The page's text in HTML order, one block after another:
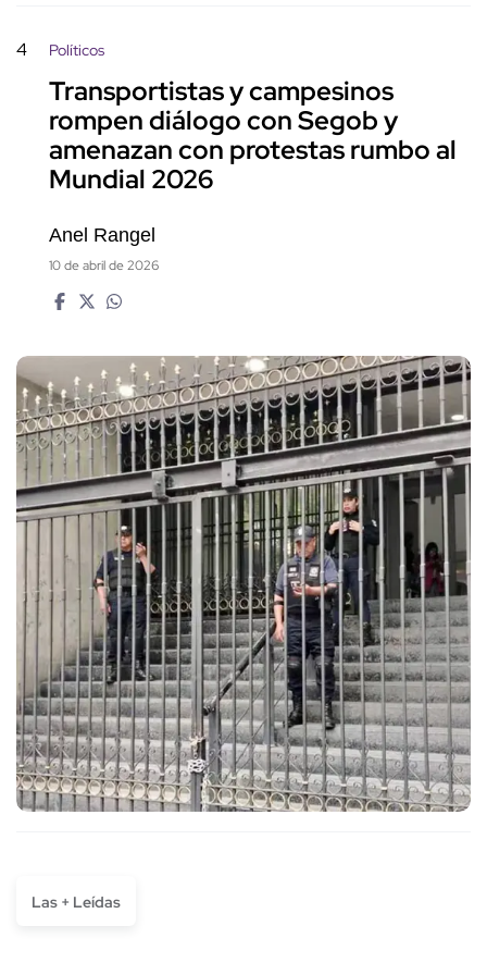
4 Políticos
Transportistas y campesinos
rompen diálogo con Segob y
amenazan con protestas rumbo al
Mundial 2026
Anel Rangel
10 de abril de 2026
Las + Leídas